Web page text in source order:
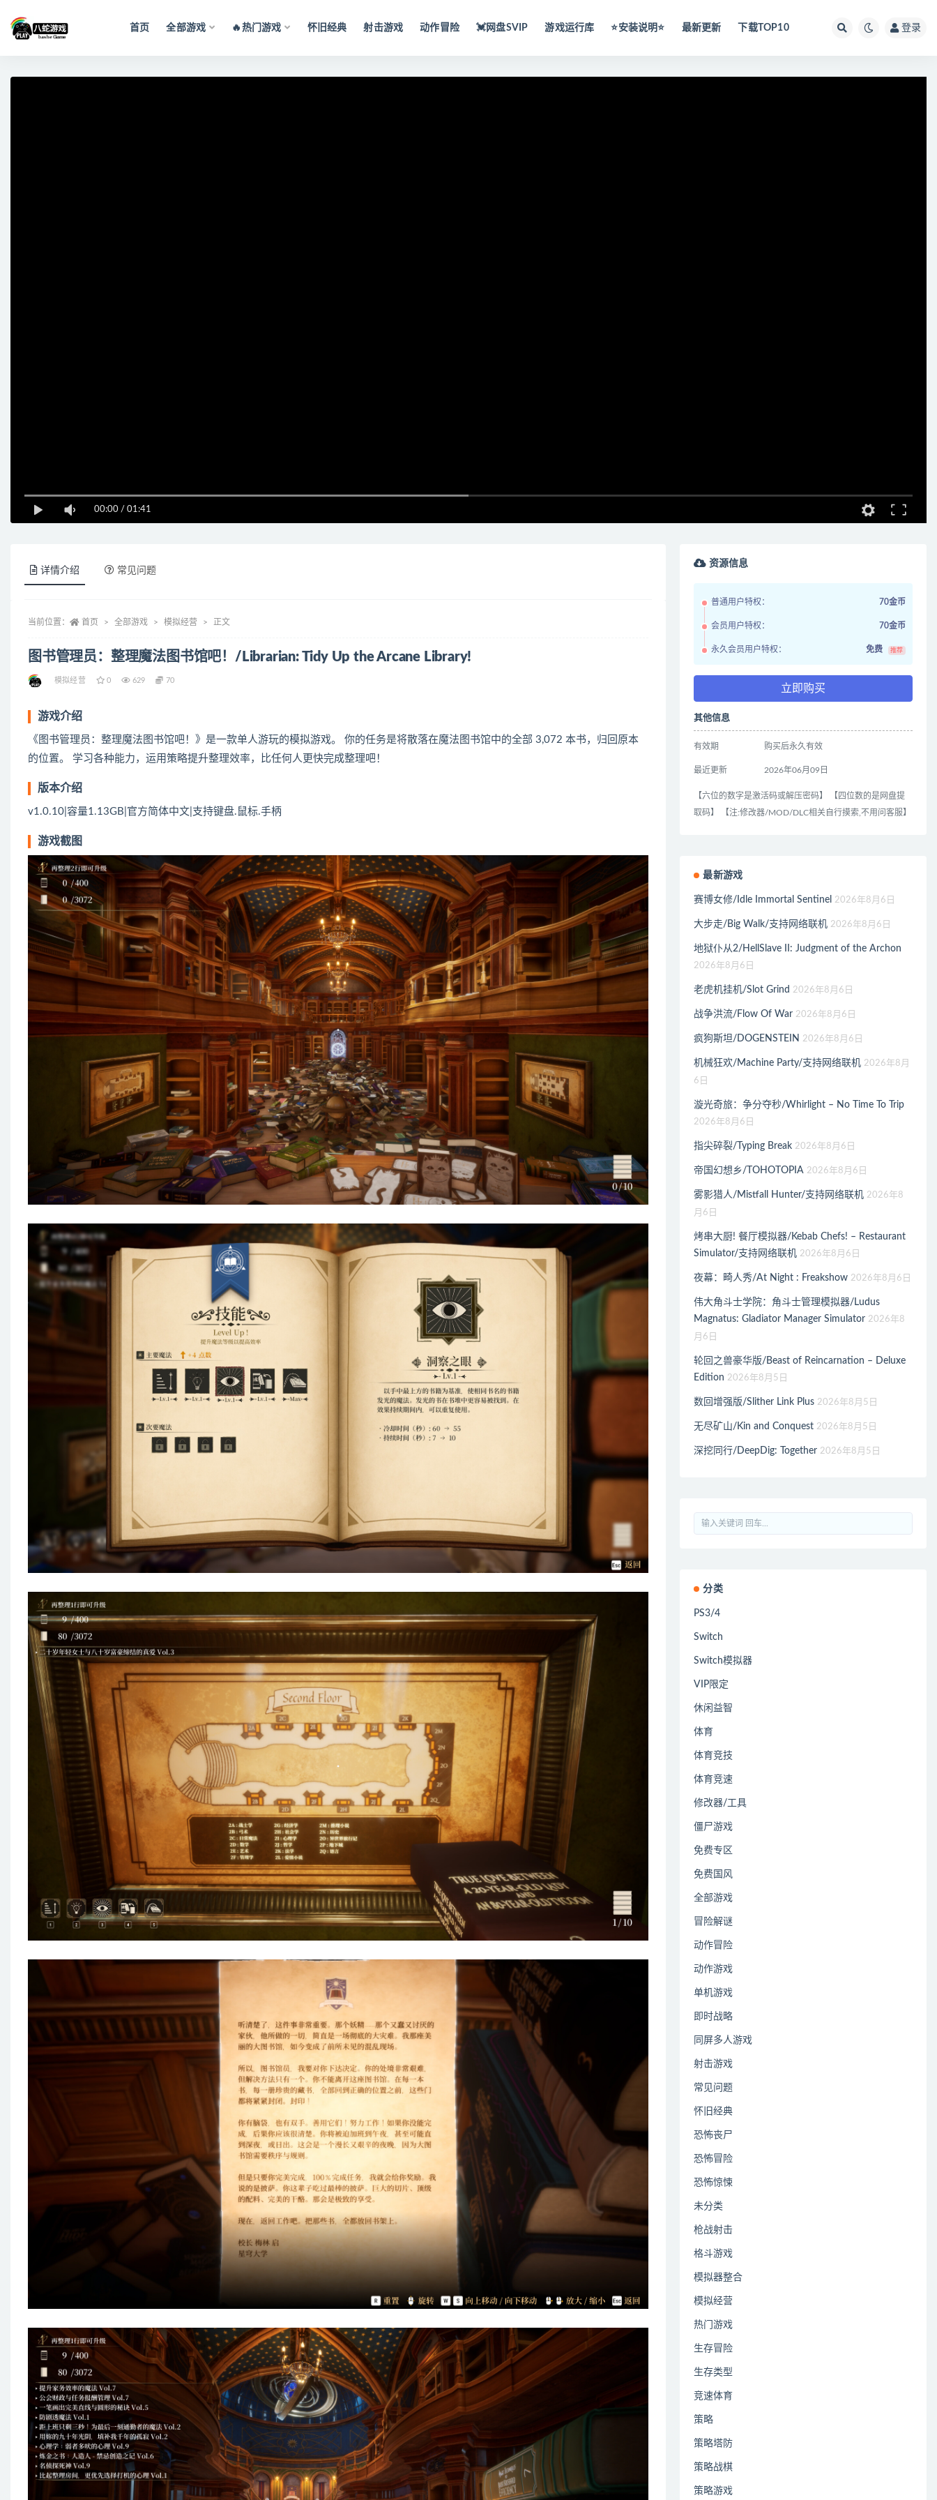
首页 全部游戏 🔥热门游戏 怀旧经典 射击游戏 动作冒险 💓网盘SVIP 游戏运行库 ⭐️安装说明⭐️ 最新更新 下载TOP10 登录
00:00 / 01:41
详情介绍 常见问题
当前位置： 首页 全部游戏 模拟经营 正文
图书管理员：整理魔法图书馆吧！/Librarian: Tidy Up the Arcane Library!
模拟经营 0 629 70
游戏介绍
《图书管理员：整理魔法图书馆吧！》是一款单人游玩的模拟游戏。 你的任务是将散落在魔法图书馆中的全部 3,072 本书，归回原本
的位置。 学习各种能力，运用策略提升整理效率，比任何人更快完成整理吧！
版本介绍
v1.0.10|容量1.13GB|官方简体中文|支持键盘.鼠标.手柄
游戏截图
资源信息
普通用户特权： 70金币
会员用户特权： 70金币
永久会员用户特权： 免费 推荐
立即购买
其他信息
有效期 购买后永久有效
最近更新 2026年06月09日
【六位的数字是激活码或解压密码】 【四位数的是网盘提
取码】 【注:修改器/MOD/DLC相关自行摸索,不用问客服】
最新游戏
赛博女修/Idle Immortal Sentinel 2026年8月6日
大步走/Big Walk/支持网络联机 2026年8月6日
地狱仆从2/HellSlave II: Judgment of the Archon
2026年8月6日
老虎机挂机/Slot Grind 2026年8月6日
战争洪流/Flow Of War 2026年8月6日
疯狗斯坦/DOGENSTEIN 2026年8月6日
机械狂欢/Machine Party/支持网络联机 2026年8月
6日
漩光奇旅：争分夺秒/Whirlight – No Time To Trip
2026年8月6日
指尖碎裂/Typing Break 2026年8月6日
帝国幻想乡/TOHOTOPIA 2026年8月6日
雾影猎人/Mistfall Hunter/支持网络联机 2026年8
月6日
烤串大厨! 餐厅模拟器/Kebab Chefs! – Restaurant
Simulator/支持网络联机 2026年8月6日
夜幕：畸人秀/At Night : Freakshow 2026年8月6日
伟大角斗士学院：角斗士管理模拟器/Ludus
Magnatus: Gladiator Manager Simulator 2026年8
月6日
轮回之兽豪华版/Beast of Reincarnation – Deluxe
Edition 2026年8月5日
数回增强版/Slither Link Plus 2026年8月5日
无尽矿山/Kin and Conquest 2026年8月5日
深挖同行/DeepDig: Together 2026年8月5日
分类
PS3/4
Switch
Switch模拟器
VIP限定
休闲益智
体育
体育竞技
体育竞速
修改器/工具
僵尸游戏
免费专区
免费国风
全部游戏
冒险解谜
动作冒险
动作游戏
单机游戏
即时战略
同屏多人游戏
射击游戏
常见问题
怀旧经典
恐怖丧尸
恐怖冒险
恐怖惊悚
未分类
枪战射击
格斗游戏
模拟器整合
模拟经营
热门游戏
生存冒险
生存类型
竞速体育
策略
策略塔防
策略战棋
策略游戏